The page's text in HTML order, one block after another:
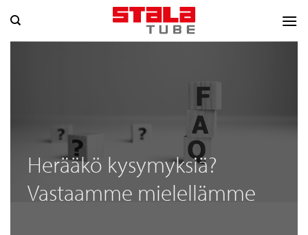
content
Herääkö kysymyksiä?
Vastaamme mielellämme